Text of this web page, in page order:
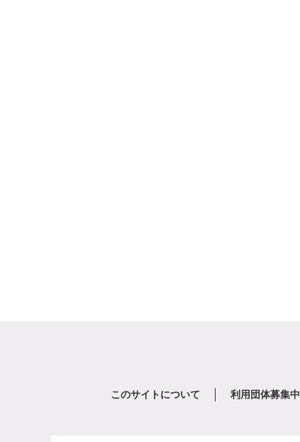
このサイトについて 利用団体募集中